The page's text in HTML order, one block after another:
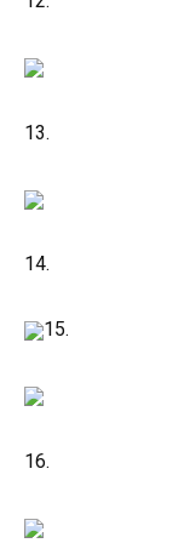
13.
14.
15.
16.